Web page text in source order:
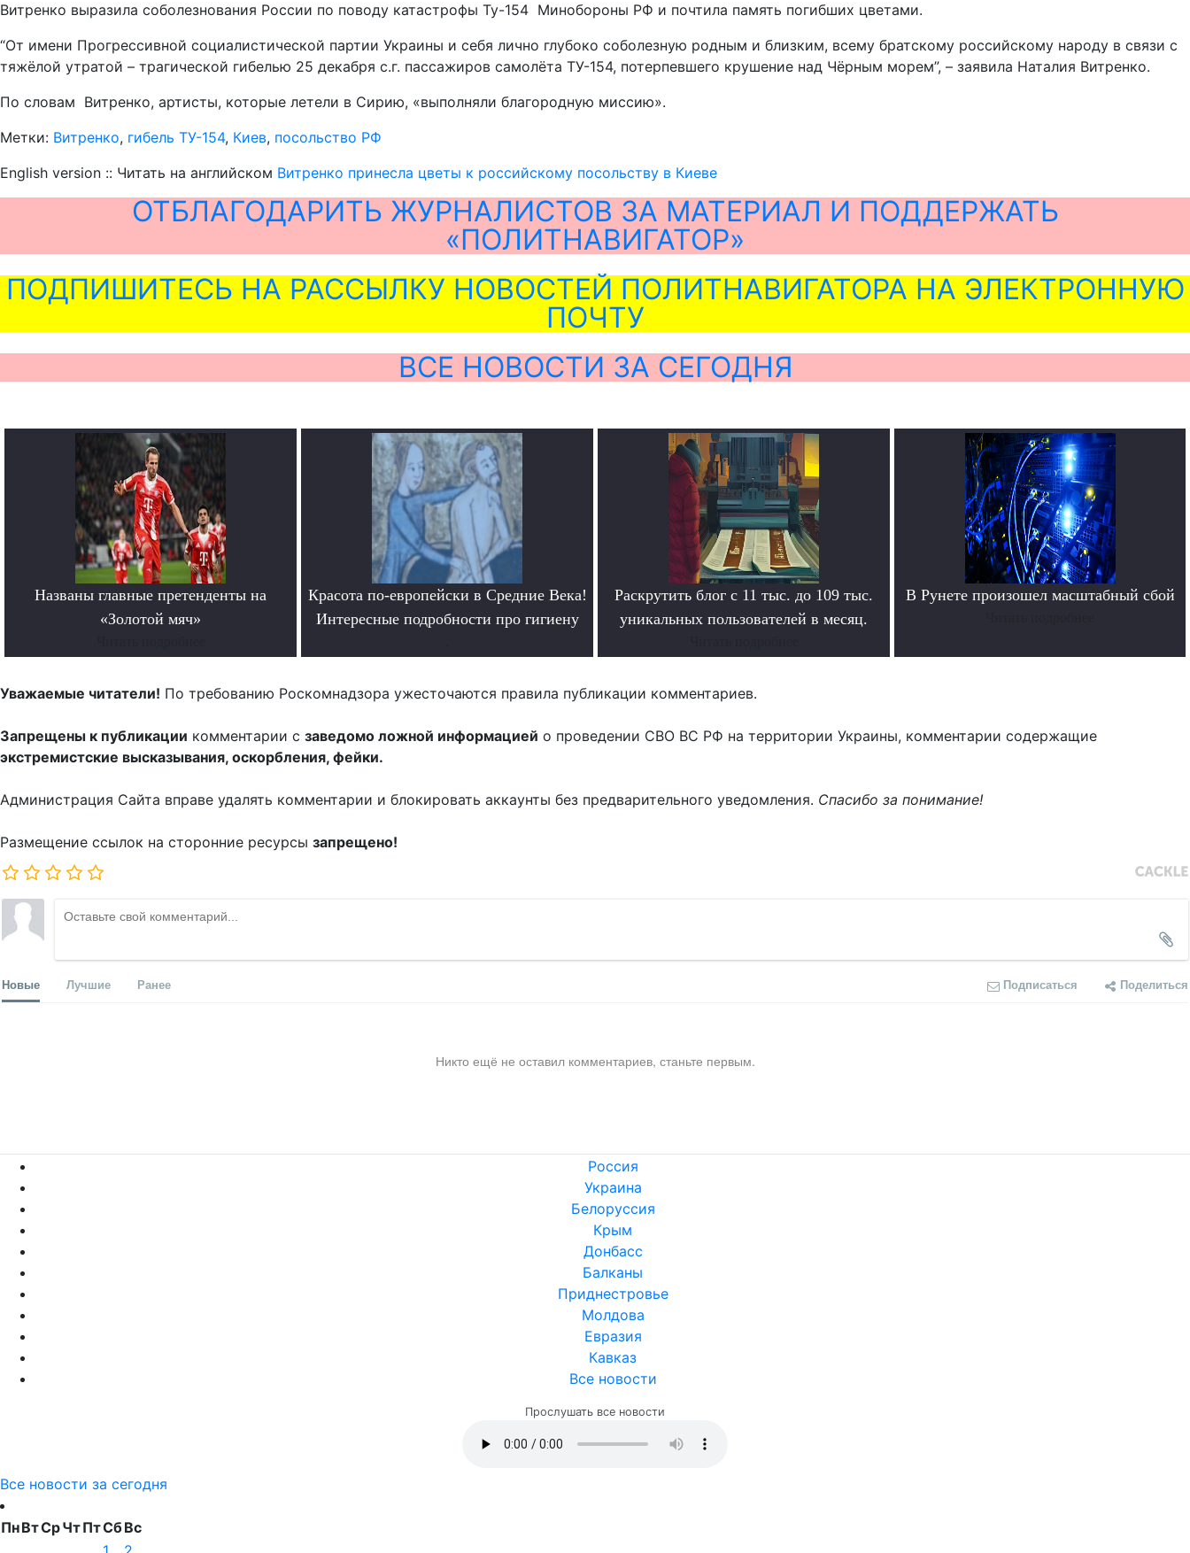
Витренко выразила соболезнования России по поводу катастрофы Ту-154 Минобороны РФ и почтила память погибших цветами.
“От имени Прогрессивной социалистической партии Украины и себя лично глубоко соболезную родным и близким, всему братскому российскому народу в связи с
тяжёлой утратой – трагической гибелью 25 декабря с.г. пассажиров самолёта ТУ-154, потерпевшего крушение над Чёрным морем”, – заявила Наталия Витренко.
По словам Витренко, артисты, которые летели в Сирию, «выполняли благородную миссию».
Метки: Витренко, гибель ТУ-154, Киев, посольство РФ
English version :: Читать на английском Витренко принесла цветы к российскому посольству в Киеве
ОТБЛАГОДАРИТЬ ЖУРНАЛИСТОВ ЗА МАТЕРИАЛ И ПОДДЕРЖАТЬ
«ПОЛИТНАВИГАТОР»
ПОДПИШИТЕСЬ НА РАССЫЛКУ НОВОСТЕЙ ПОЛИТНАВИГАТОРА НА ЭЛЕКТРОННУЮ
ПОЧТУ
ВСЕ НОВОСТИ ЗА СЕГОДНЯ
Названы главные претенденты на
«Золотой мяч»
Красота по-европейски в Средние Века!
Интересные подробности про гигиену
Раскрутить блог с 11 тыс. до 109 тыс.
уникальных пользователей в месяц.
В Рунете произошел масштабный сбой
Уважаемые читатели! По требованию Роскомнадзора ужесточаются правила публикации комментариев.
Запрещены к публикации комментарии с заведомо ложной информацией о проведении СВО ВС РФ на территории Украины, комментарии содержащие
экстремистские высказывания, оскорбления, фейки.
Администрация Сайта вправе удалять комментарии и блокировать аккаунты без предварительного уведомления. Спасибо за понимание!
Размещение ссылок на сторонние ресурсы запрещено!
Новые Лучшие Ранее Подписаться Поделиться
Никто ещё не оставил комментариев, станьте первым.
Россия
Украина
Белоруссия
Крым
Донбасс
Балканы
Приднестровье
Молдова
Евразия
Кавказ
Все новости
Прослушать все новости
Все новости за сегодня
ПнВтСрЧтПтСбВс